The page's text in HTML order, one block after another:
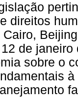
direitos
de
sobre o